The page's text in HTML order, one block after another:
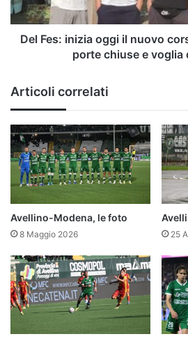
tra
allenamenti
voglia
di
riscatto
Del Fes: inizia oggi il nuovo
porte chiuse e voglia
Articoli correlati
Avellino-Modena, le foto
8 Maggio 2026 25